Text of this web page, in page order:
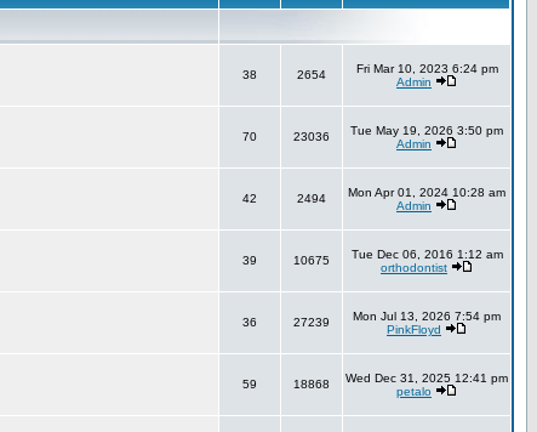
38 2654
Fri Mar 10, 2023 6:24 pm
Admin
70 23036
Tue May 19, 2026 3:50 pm
Admin
42 2494
Mon Apr 01, 2024 10:28 am
Admin
39 10675
Tue Dec 06, 2016 1:12 am
orthodontist
36 27239
Mon Jul 13, 2026 7:54 pm
PinkFloyd
59 18868
Wed Dec 31, 2025 12:41 pm
petalo